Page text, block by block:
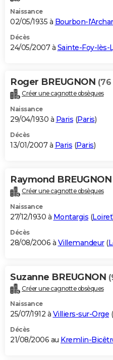
Naissance
02/05/1935 à Bourbon-
Décès
24/05/2007 à Sainte-Foy-lès-
Roger BREUGNON (76
Créer une cagnotte obsèques
Naissance
29/04/1930 à Paris (Paris)
Décès
13/01/2007 à Paris (Paris)
Raymond BREUGNON
Créer une cagnotte obsèques
Naissance
27/12/1930 à Montargis (Loiret
Décès
28/08/2006 à Villemandeur(
Suzanne BREUGNON
Créer une cagnotte obsèques
Naissance
25/07/1912 à Villiers-sur-Orge (
Décès
21/08/2006 au Kremlin-